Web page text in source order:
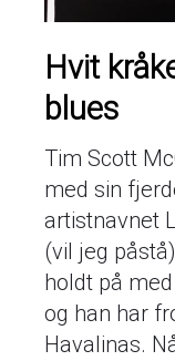
Hvit
blues
Tim Scott
med sin
artistnavnet
(vil jeg
holdt på
og han har
Havalinas.